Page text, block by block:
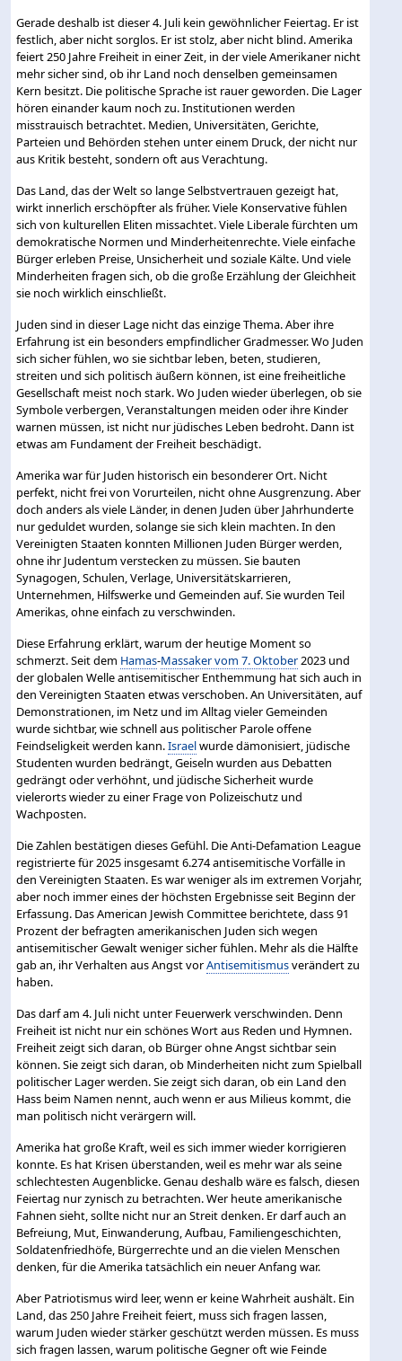
Gerade deshalb ist dieser 4. Juli kein gewöhnlicher Feiertag. Er ist
festlich, aber nicht sorglos. Er ist stolz, aber nicht blind. Amerika
feiert 250 Jahre Freiheit in einer Zeit, in der viele Amerikaner nicht
mehr sicher sind, ob ihr Land noch denselben gemeinsamen
Kern besitzt. Die politische Sprache ist rauer geworden. Die Lager
hören einander kaum noch zu. Institutionen werden
misstrauisch betrachtet. Medien, Universitäten, Gerichte,
Parteien und Behörden stehen unter einem Druck, der nicht nur
aus Kritik besteht, sondern oft aus Verachtung.
Das Land, das der Welt so lange Selbstvertrauen gezeigt hat,
wirkt innerlich erschöpfter als früher. Viele Konservative fühlen
sich von kulturellen Eliten missachtet. Viele Liberale fürchten um
demokratische Normen und Minderheitenrechte. Viele einfache
Bürger erleben Preise, Unsicherheit und soziale Kälte. Und viele
Minderheiten fragen sich, ob die große Erzählung der Gleichheit
sie noch wirklich einschließt.
Juden sind in dieser Lage nicht das einzige Thema. Aber ihre
Erfahrung ist ein besonders empfindlicher Gradmesser. Wo Juden
sich sicher fühlen, wo sie sichtbar leben, beten, studieren,
streiten und sich politisch äußern können, ist eine freiheitliche
Gesellschaft meist noch stark. Wo Juden wieder überlegen, ob sie
Symbole verbergen, Veranstaltungen meiden oder ihre Kinder
warnen müssen, ist nicht nur jüdisches Leben bedroht. Dann ist
etwas am Fundament der Freiheit beschädigt.
Amerika war für Juden historisch ein besonderer Ort. Nicht
perfekt, nicht frei von Vorurteilen, nicht ohne Ausgrenzung. Aber
doch anders als viele Länder, in denen Juden über Jahrhunderte
nur geduldet wurden, solange sie sich klein machten. In den
Vereinigten Staaten konnten Millionen Juden Bürger werden,
ohne ihr Judentum verstecken zu müssen. Sie bauten
Synagogen, Schulen, Verlage, Universitätskarrieren,
Unternehmen, Hilfswerke und Gemeinden auf. Sie wurden Teil
Amerikas, ohne einfach zu verschwinden.
Diese Erfahrung erklärt, warum der heutige Moment so
schmerzt. Seit dem Hamas-Massaker vom 7. Oktober 2023 und
der globalen Welle antisemitischer Enthemmung hat sich auch in
den Vereinigten Staaten etwas verschoben. An Universitäten, auf
Demonstrationen, im Netz und im Alltag vieler Gemeinden
wurde sichtbar, wie schnell aus politischer Parole offene
Feindseligkeit werden kann.Israelwurde dämonisiert, jüdische
Studenten wurden bedrängt, Geiseln wurden aus Debatten
gedrängt oder verhöhnt, und jüdische Sicherheit wurde
vielerorts wieder zu einer Frage von Polizeischutz und
Wachposten.
Die Zahlen bestätigen dieses Gefühl. Die Anti-Defamation League
registrierte für 2025 insgesamt 6.274 antisemitische Vorfälle in
den Vereinigten Staaten. Es war weniger als im extremen Vorjahr,
aber noch immer eines der höchsten Ergebnisse seit Beginn der
Erfassung. Das American Jewish Committee berichtete, dass 91
Prozent der befragten amerikanischen Juden sich wegen
antisemitischer Gewalt weniger sicher fühlen. Mehr als die Hälfte
gab an, ihr Verhalten aus Angst vorAntisemitismusverändert zu
haben.
Das darf am 4. Juli nicht unter Feuerwerk verschwinden. Denn
Freiheit ist nicht nur ein schönes Wort aus Reden und Hymnen.
Freiheit zeigt sich daran, ob Bürger ohne Angst sichtbar sein
können. Sie zeigt sich daran, ob Minderheiten nicht zum Spielball
politischer Lager werden. Sie zeigt sich daran, ob ein Land den
Hass beim Namen nennt, auch wenn er aus Milieus kommt, die
man politisch nicht verärgern will.
Amerika hat große Kraft, weil es sich immer wieder korrigieren
konnte. Es hat Krisen überstanden, weil es mehr war als seine
schlechtesten Augenblicke. Genau deshalb wäre es falsch, diesen
Feiertag nur zynisch zu betrachten. Wer heute amerikanische
Fahnen sieht, sollte nicht nur an Streit denken. Er darf auch an
Befreiung, Mut, Einwanderung, Aufbau, Familiengeschichten,
Soldatenfriedhöfe, Bürgerrechte und an die vielen Menschen
denken, für die Amerika tatsächlich ein neuer Anfang war.
Aber Patriotismus wird leer, wenn er keine Wahrheit aushält. Ein
Land, das 250 Jahre Freiheit feiert, muss sich fragen lassen,
warum Juden wieder stärker geschützt werden müssen. Es muss
sich fragen lassen, warum politische Gegner oft wie Feinde